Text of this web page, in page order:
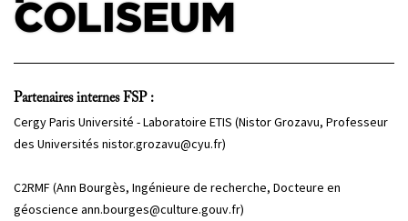
COLISEUM
Partenaires internes FSP :
Cergy Paris Université - Laboratoire ETIS (Nistor Grozavu, Professeur
des Universités nistor.grozavu@cyu.fr)
C2RMF (Ann Bourgès, Ingénieure de recherche, Docteure en
géoscience ann.bourges@culture.gouv.fr)